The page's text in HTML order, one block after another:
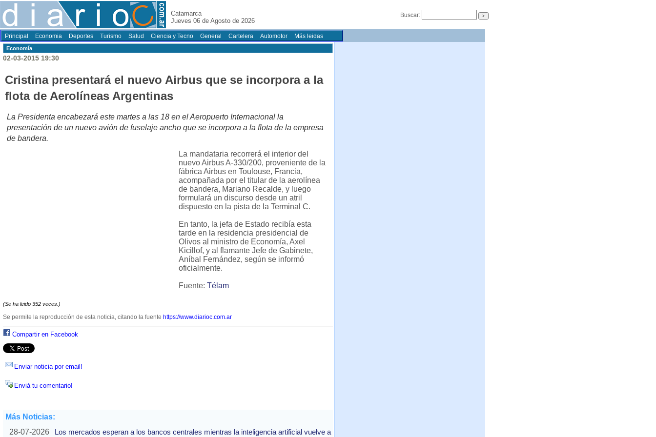
Catamarca
Jueves 06 de Agosto de 2026
Buscar:
Principal Economia Deportes Turismo Salud Ciencia y Tecno General Cartelera Automotor Más leidas
Economí­a
02-03-2015 19:30
Cristina presentará el nuevo Airbus que se incorpora a la
flota de Aerolíneas Argentinas
La Presidenta encabezará este martes a las 18 en el Aeropuerto Internacional la
presentación de un nuevo avión de fuselaje ancho que se incorpora a la flota de la empresa
de bandera.
La mandataria recorrerá el interior del
nuevo Airbus A-330/200, proveniente de la
fábrica Airbus en Toulouse, Francia,
acompañada por el titular de la aerolínea
de bandera, Mariano Recalde, y luego
formulará un discurso desde un atril
dispuesto en la pista de la Terminal C.
En tanto, la jefa de Estado recibía esta
tarde en la residencia presidencial de
Olivos al ministro de Economía, Axel
Kicillof, y al flamante Jefe de Gabinete,
Aníbal Fernández, según se informó
oficialmente.
Fuente: Télam
(Se ha leido 352 veces.)
Se permite la reproducción de esta noticia, citando la fuente https://www.diarioc.com.ar
Compartir en Facebook
Enviar noticia por email!
Enviá tu comentario!
Más Noticias:
28-07-2026
Los mercados esperan a los bancos centrales mientras la inteligencia artificial vuelve a